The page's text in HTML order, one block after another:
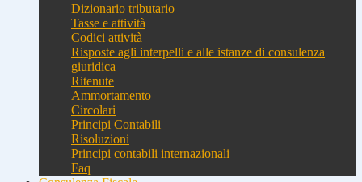
Dizionario tributario
Tasse e attività
Codici attività
Risposte agli interpelli e alle istanze di consulenza
giuridica
Ritenute
Ammortamento
Circolari
Principi Contabili
Risoluzioni
Principi contabili internazionali
Faq